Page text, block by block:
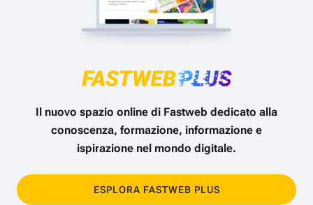
Il nuovo spazio online di Fastweb dedicato alla
conoscenza, formazione, informazione e
ispirazione nel mondo digitale.
ESPLORA FASTWEB PLUS